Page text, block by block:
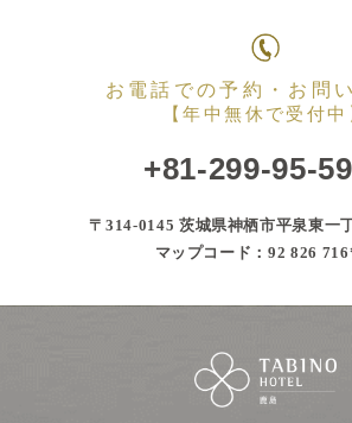
お電話での予約・お問
【年中無休で受付中
+81-299-95-
〒314-0145 茨城県神栖市平泉東一
マップコード：92 826